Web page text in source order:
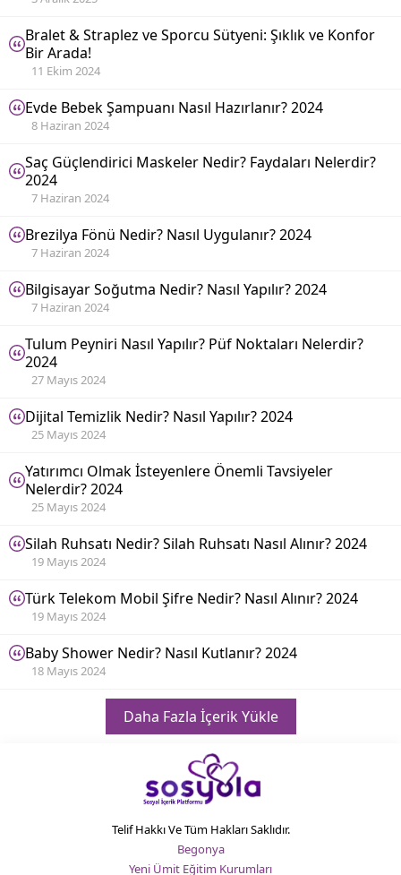
Bralet & Straplez ve Sporcu Sütyeni: Şıklık ve Konfor
Bir Arada!
11 Ekim 2024
Evde Bebek Şampuanı Nasıl Hazırlanır? 2024
8 Haziran 2024
Saç Güçlendirici Maskeler Nedir? Faydaları Nelerdir?
2024
7 Haziran 2024
Brezilya Fönü Nedir? Nasıl Uygulanır? 2024
7 Haziran 2024
Bilgisayar Soğutma Nedir? Nasıl Yapılır? 2024
7 Haziran 2024
Tulum Peyniri Nasıl Yapılır? Püf Noktaları Nelerdir?
2024
27 Mayıs 2024
Dijital Temizlik Nedir? Nasıl Yapılır? 2024
25 Mayıs 2024
Yatırımcı Olmak İsteyenlere Önemli Tavsiyeler
Nelerdir? 2024
25 Mayıs 2024
Silah Ruhsatı Nedir? Silah Ruhsatı Nasıl Alınır? 2024
19 Mayıs 2024
Türk Telekom Mobil Şifre Nedir? Nasıl Alınır? 2024
19 Mayıs 2024
Baby Shower Nedir? Nasıl Kutlanır? 2024
18 Mayıs 2024
Daha Fazla İçerik Yükle
Telif Hakkı Ve Tüm Hakları Saklıdır.
Begonya
Yeni Ümit Eğitim Kurumları